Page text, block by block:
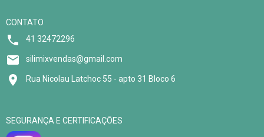
CONTATO
41 32472296
silimixvendas@gmail.com
Rua Nicolau Latchoc 55 - apto 31 Bloco 6
SEGURANÇA E CERTIFICAÇÕES